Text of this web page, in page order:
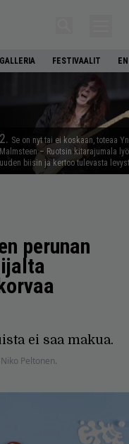
FESTIVAALIT
2. Se on nyt tai ei koskaan, toteaa
Malmsteen – Ruotsin kitarajumala
uuden biisin ja kertoo tulevasta
perunan
ei saa makua.
Peltonen.